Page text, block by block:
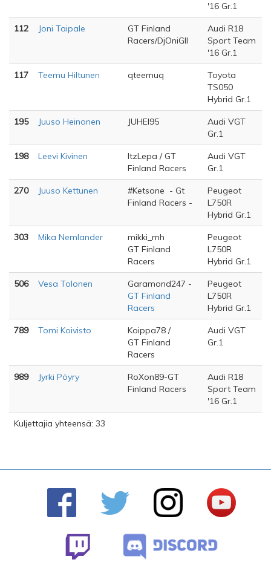
'16 Gr.1
112 Joni Taipale
GT Finland
Racers/DjOniGII
Audi R18
Sport Team
'16 Gr.1
117 Teemu Hiltunen qteemuq
Toyota
TS050
Hybrid Gr.1
195 Juuso Heinonen JUHEI95
Audi VGT
Gr.1
198 Leevi Kivinen
ItzLepa / GT
Finland Racers
Audi VGT
Gr.1
270 Juuso Kettunen
#Ketsone - Gt
Finland Racers -
Peugeot
L750R
Hybrid Gr.1
303 Mika Nemlander
mikki_mh
GT Finland
Racers
Peugeot
L750R
Hybrid Gr.1
506 Vesa Tolonen
Garamond247 -
GT Finland
Racers
Peugeot
L750R
Hybrid Gr.1
789 Tomi Koivisto
Koippa78 /
GT Finland
Racers
Audi VGT
Gr.1
989 Jyrki Pöyry
RoXon89-GT
Finland Racers
Audi R18
Sport Team
'16 Gr.1
Kuljettajia yhteensä: 33